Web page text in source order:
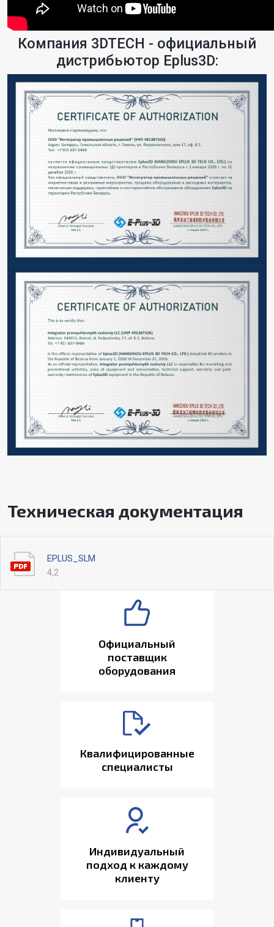
Компания 3DTECH - официальный
дистрибьютор Eplus3D:
Техническая документация
EPLUS_SLM
4,2
Официальный
поставщик
оборудования
Квалифицированные
специалисты
Индивидуальный
подход к каждому
клиенту